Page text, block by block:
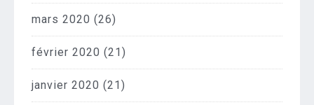
mars 2020 (26)
février 2020 (21)
janvier 2020 (21)